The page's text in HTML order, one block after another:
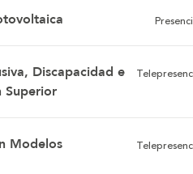
Discapacidad e
Superior
Modelos